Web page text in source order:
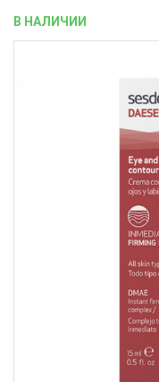
В НАЛИЧИИ